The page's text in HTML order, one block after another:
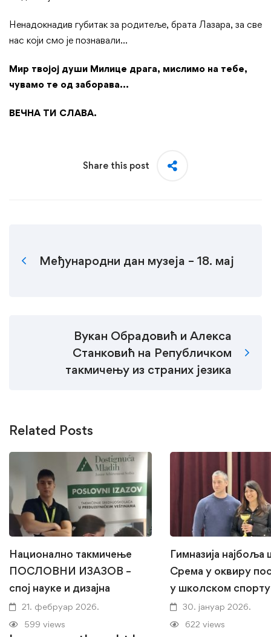
Ненадокнадив губитак за родитеље, брата Лазара, за све
нас који смо је познавали…
Мир твојој души Милице драга, мислимо на тебе,
чувамо те од заборава…
ВЕЧНА ТИ СЛАВА.
Share this post
Међународни дан музеја – 18. мај
Вукан Обрадовић и Алекса
Станковић на Републичком
такмичењу из страних језика
Related Posts
Национално такмичење
ПОСЛОВНИ ИЗАЗОВ –
спој науке и дизајна
21. фебруар 2026.
599 views
Гимназија најбоља
Срема у оквиру
у школском спорту
30. јануар 2026.
622 views